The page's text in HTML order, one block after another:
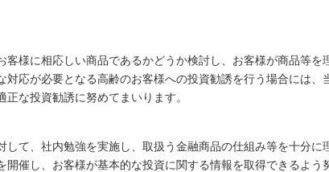
様に相応しい商品であるかどうか検討し、お客様が商品等を
応が必要となる高齢のお客様への投資勧誘を行う場合には、
な投資勧誘に努めてまいります。
て、社内勉強を実施し、取扱う金融商品の仕組み等を十分に
催し、お客様が基本的な投資に関する情報を取得できるよう